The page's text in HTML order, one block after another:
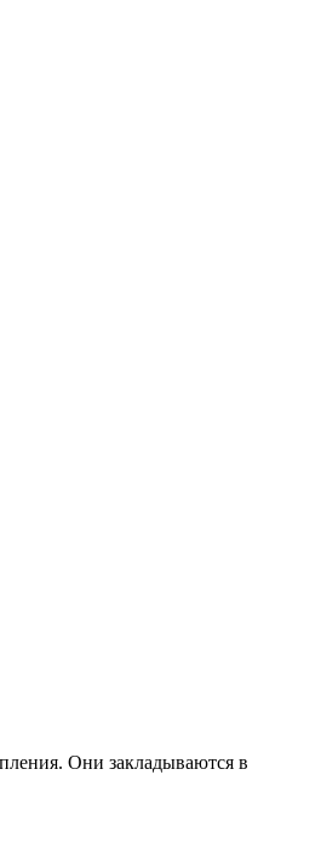
Они закладываются в